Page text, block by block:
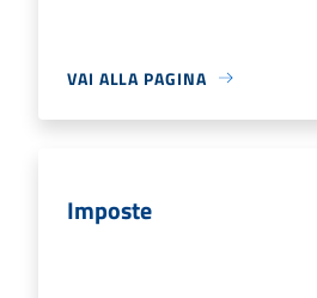
VAI ALLA PAGINA
Imposte